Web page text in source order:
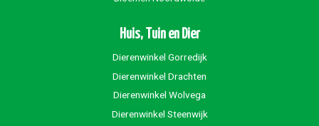
Huis, Tuin en Dier
Dierenwinkel Gorredijk
Dierenwinkel Drachten
Dierenwinkel Wolvega
Dierenwinkel Steenwijk